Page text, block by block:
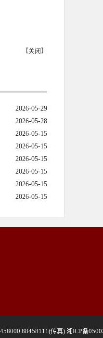
【关闭 】
2026-05-29
2026-05-28
2026-05-15
2026-05-15
2026-05-15
2026-05-15
2026-05-15
2026-05-15
88458111(传真) 湘ICP备